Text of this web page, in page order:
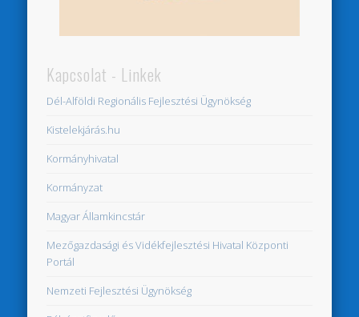
Kapcsolat - Linkek
Dél-Alföldi Regionális Fejlesztési Ügynökség
Kistelekjárás.hu
Kormányhivatal
Kormányzat
Magyar Államkincstár
Mezőgazdasági és Vidékfejlesztési Hivatal Központi
Portál
Nemzeti Fejlesztési Ügynökség